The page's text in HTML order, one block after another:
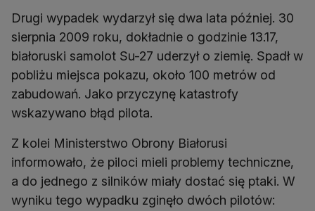
Drugi wypadek wydarzył się dwa lata później. 30
sierpnia 2009 roku, dokładnie o godzinie 13.17,
białoruski samolot Su-27 uderzył o ziemię. Spadł w
pobliżu miejsca pokazu, około 100 metrów od
zabudowań. Jako przyczynę katastrofy
wskazywano błąd pilota.
Z kolei Ministerstwo Obrony Białorusi
informowało, że piloci mieli problemy techniczne,
a do jednego z silników miały dostać się ptaki. W
wyniku tego wypadku zginęło dwóch pilotów: